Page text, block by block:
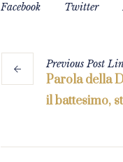
Facebook Twitter
PreviousPost
Parola della
il battesimo,